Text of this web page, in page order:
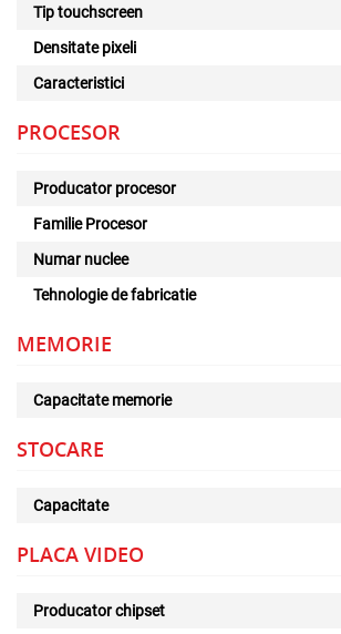
Tip touchscreen
Densitate pixeli
Caracteristici
PROCESOR
Producator procesor
Familie Procesor
Numar nuclee
Tehnologie de fabricatie
MEMORIE
Capacitate memorie
STOCARE
Capacitate
PLACA VIDEO
Producator chipset